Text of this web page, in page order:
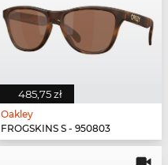
485,75 zł
Oakley
FROGSKINS S - 950803